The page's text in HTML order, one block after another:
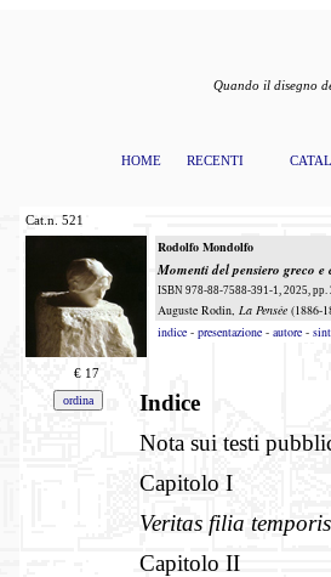
Quando il disegno
HOME RECENTI
Cat.n. 521
Rodolfo Mondolfo
Momenti del pensiero greco e
ISBN 978-88-7588-391-1, 2025,
Auguste Rodin, La Pensée (1886-
indice - presentazione - autore -
€ 17
Indice
Nota sui testi
Capitolo I
Veritas filia
Capitolo II